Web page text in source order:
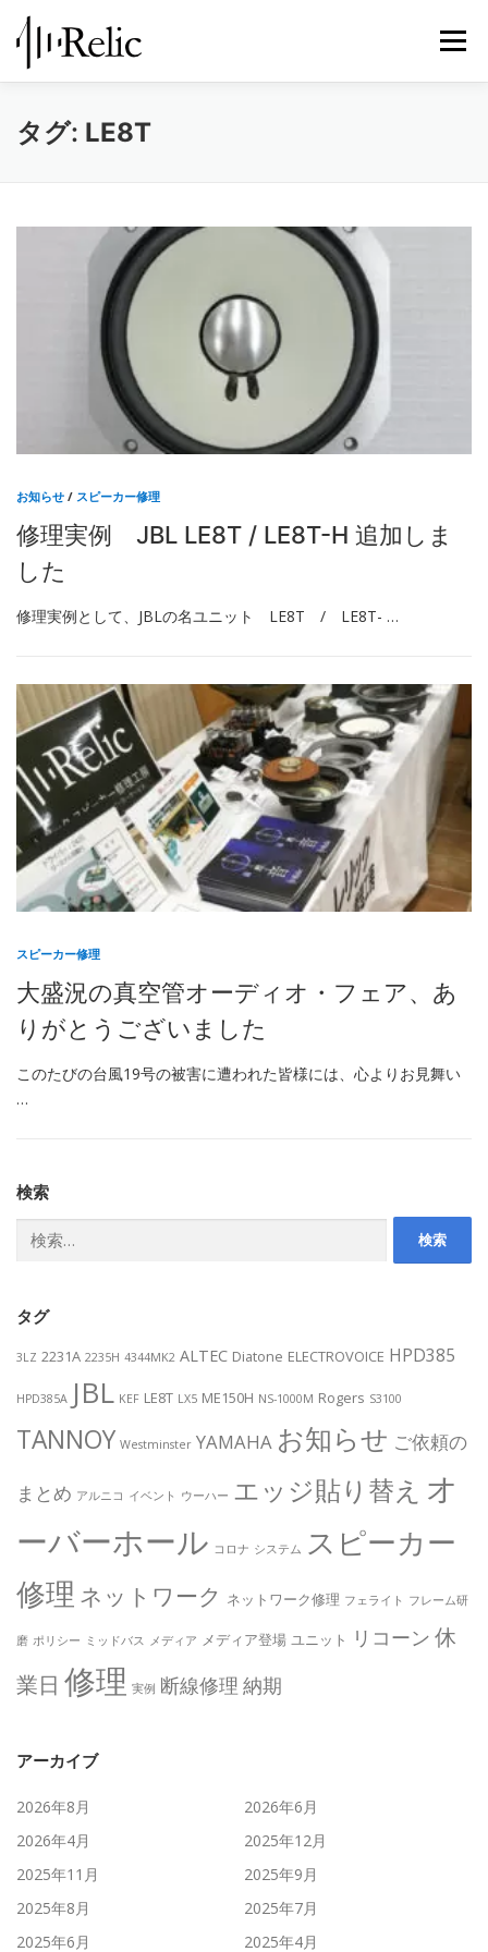
ン
メニュ
レリックについて
タグ: LE8T
お知らせ / スピーカー修理
修理実例 JBL LE8T / LE8T-H 追加しま
した
修理実例として、JBLの名ユニット LE8T / LE8T- …
スピーカー修理
大盛況の真空管オーディオ・フェア、あ
りがとうございました
このたびの台風19号の被害に遭われた皆様には、心よりお見舞い
…
検索
索:
タグ
3LZ 2231A 2235H 4344MK2 ALTEC Diatone ELECTROVOICE HPD385
HPD385A JBL KEF LE8T LX5 ME150H NS-1000M Rogers S3100
TANNOY Westminster YAMAHA お知らせ ご依頼の
まとめ アルニコ イベント ウーハー エッジ貼り替え オ
ーバーホール コロナ システム スピーカー
修理 ネットワーク ネットワーク修理 フェライト フレーム研
磨 ポリシー ミッドバス メディア メディア登場 ユニット リコーン 休
業日 修理 実例 断線修理 納期
アーカイブ
2026年8月
2026年6月
2026年4月
2025年12月
2025年11月
2025年9月
2025年8月
2025年7月
2025年6月
2025年4月